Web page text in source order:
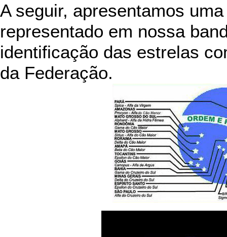
A seguir, apresentamos
representado em nossa
identificação das estrelas
da Federação.